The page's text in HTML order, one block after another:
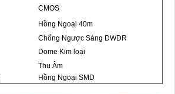
CMOS
Hồng Ngoại 40m
Chống Ngược Sáng DWDR
Dome Kim loại
Thu Âm
Hồng Ngoại SMD